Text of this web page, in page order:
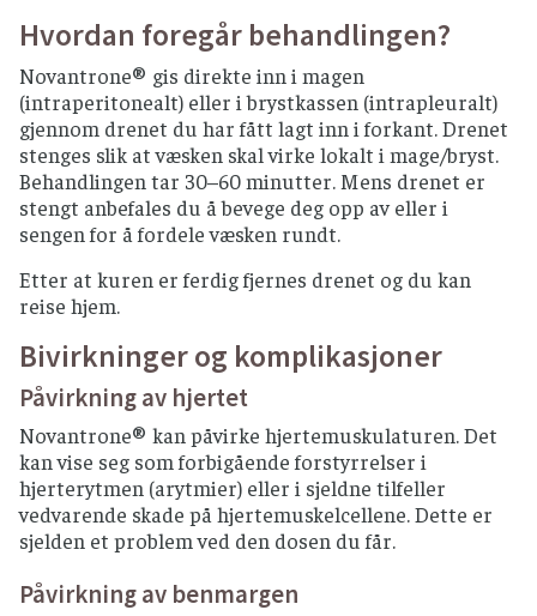
Hvordan foregår behandlingen?
Novantrone® gis direkte inn i magen
(intraperitonealt) eller i brystkassen (intrapleuralt)
gjennom drenet du har fått lagt inn i forkant. Drenet
stenges slik at væsken skal virke lokalt i mage/bryst.
Behandlingen tar 30–60 minutter. Mens drenet er
stengt anbefales du å bevege deg opp av eller i
sengen for å fordele væsken rundt.
Etter at kuren er ferdig fjernes drenet og du kan
reise hjem.
Bivirkninger og komplikasjoner
Påvirkning av hjertet
Novantrone® kan påvirke hjertemuskulaturen. Det
kan vise seg som forbigående forstyrrelser i
hjerterytmen (arytmier) eller i sjeldne tilfeller
vedvarende skade på hjertemuskelcellene. Dette er
sjelden et problem ved den dosen du får.
Påvirkning av benmargen